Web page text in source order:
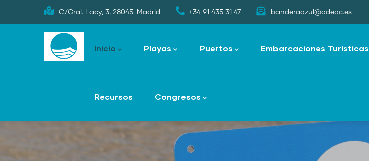
to
C/Gral. Lacy, 3, 28045. Madrid +34 91 435 31 47 banderaazul@adeac.es
navigation
Inicio Playas Puertos Embarcaciones Turísticas
Recursos Congresos